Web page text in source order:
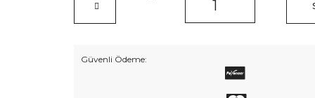
Zirkon
Dizi
Güvenli Ödeme: